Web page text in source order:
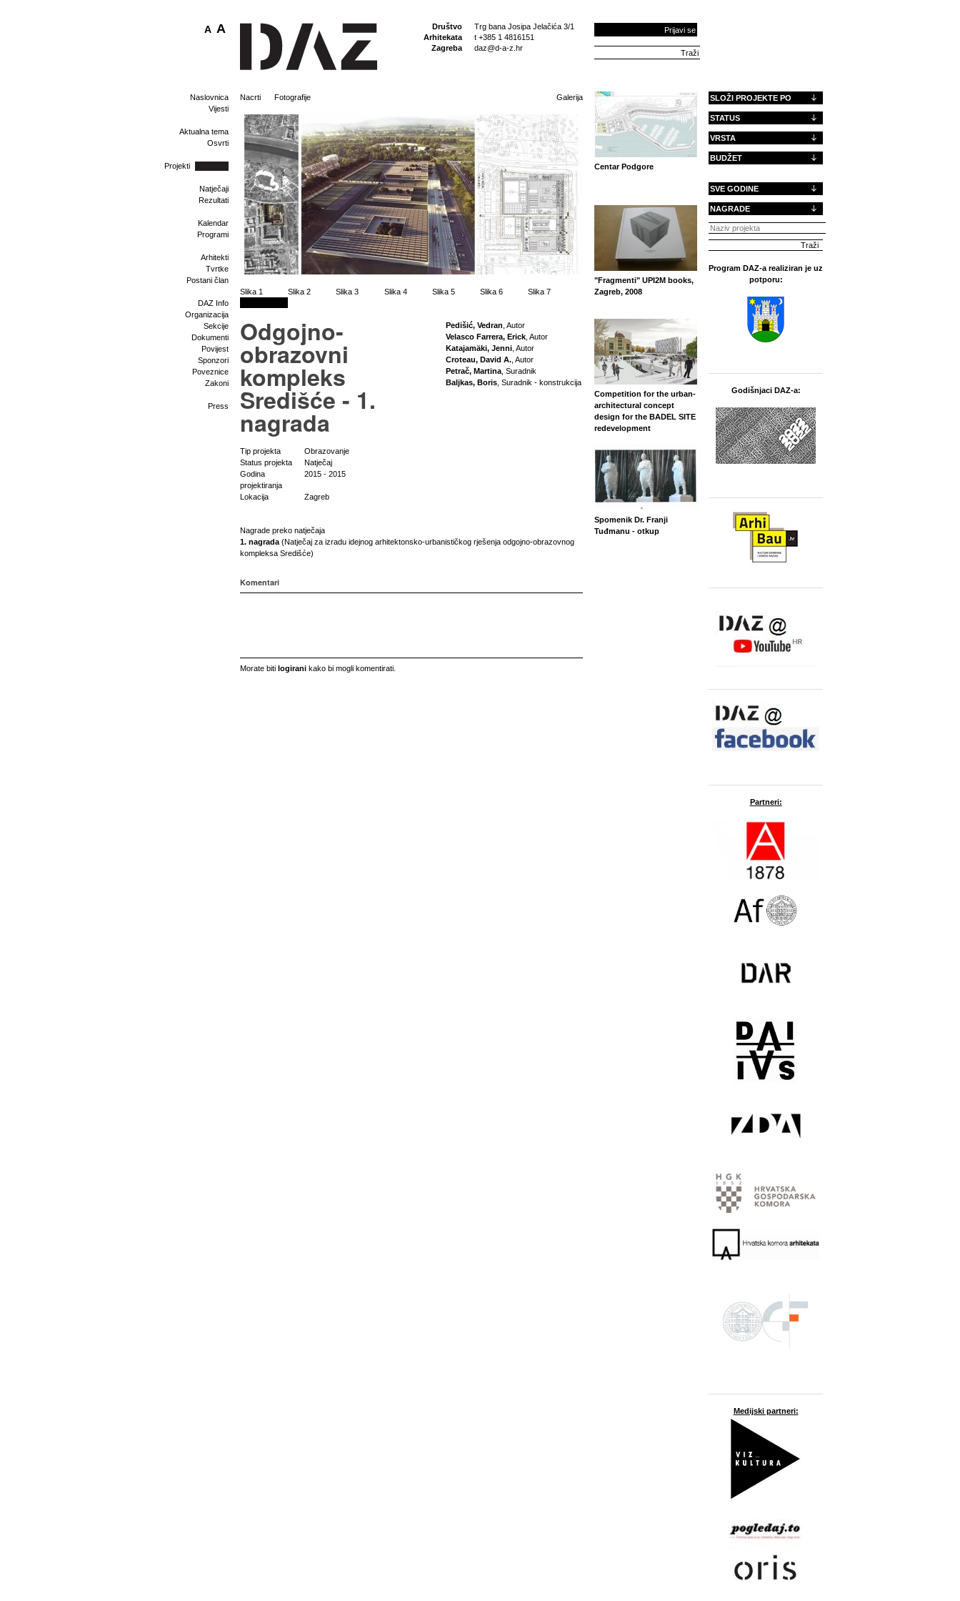
Društvo
Arhitekata
Zagreba
Trg bana Josipa Jelačića 3/1
t +385 1 4816151
daz@d-a-z.hr
Prijavi se
A A
Naslovnica
Vijesti
Aktualna tema
Osvrti
Projekti
Natječaji
Rezultati
Kalendar
Programi
Arhitekti
Tvrtke
Postani član
DAZ Info
Organizacija
Sekcije
Dokumenti
Povijest
Sponzori
Poveznice
Zakoni
Press
Nacrti Fotografije Galerija
Slika 1 Slika 2 Slika 3 Slika 4 Slika 5 Slika 6 Slika 7
Odgojno-
obrazovni
kompleks
Središće - 1.
nagrada
Pedišić, Vedran , Autor
Velasco Farrera, Erick , Autor
Katajamäki, Jenni , Autor
Croteau, David A. , Autor
Petrač, Martina , Suradnik
Baljkas, Boris , Suradnik - konstrukcija
Tip projekta
Obrazovanje
Status projekta
Natječaj
Godina
projektiranja
2015 - 2015
Lokacija Zagreb
Nagrade preko natječaja
1. nagrada (Natječaj za izradu idejnog arhitektonsko-urbanističkog rješenja odgojno-obrazovnog
kompleksa Središće)
Komentari
Morate biti logirani kako bi mogli komentirati.
Centar Podgore
"Fragmenti" UPI2M books,
Zagreb, 2008
Competition for the urban-
architectural concept
design for the BADEL SITE
redevelopment
Spomenik Dr. Franji
Tuđmanu - otkup
SLOŽI PROJEKTE PO
STATUS
VRSTA
BUDŽET
SVE GODINE
NAGRADE
Program DAZ-a realiziran je uz
potporu:
Godišnjaci DAZ-a:
Partneri:
Medijski partneri: